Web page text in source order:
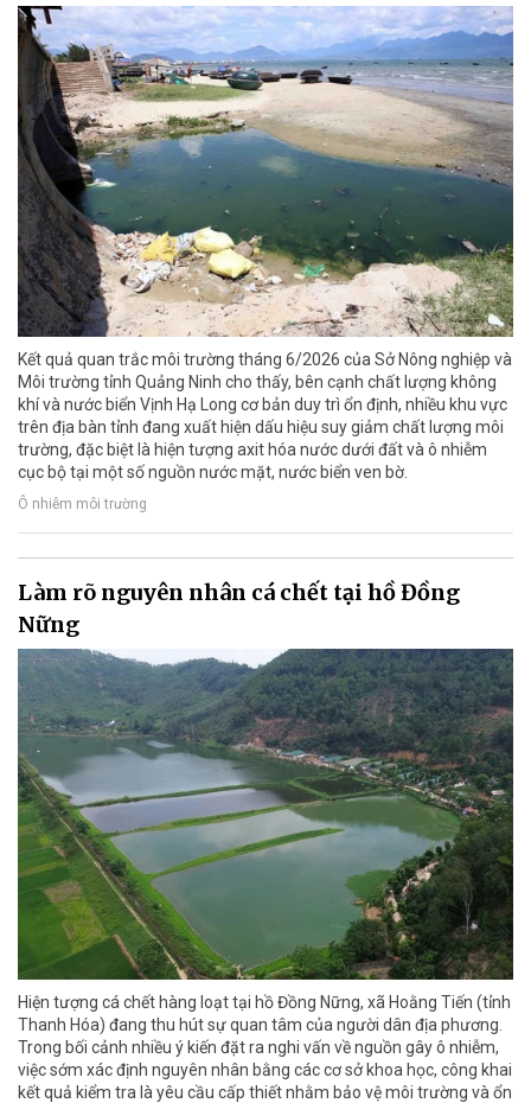
Kết quả quan trắc môi trường tháng 6/2026 của Sở Nông nghiệp và
Môi trường tỉnh Quảng Ninh cho thấy, bên cạnh chất lượng không
khí và nước biển Vịnh Hạ Long cơ bản duy trì ổn định, nhiều khu vực
trên địa bàn tỉnh đang xuất hiện dấu hiệu suy giảm chất lượng môi
trường, đặc biệt là hiện tượng axit hóa nước dưới đất và ô nhiễm
cục bộ tại một số nguồn nước mặt, nước biển ven bờ.
Ô nhiễm môi trường
Làm rõ nguyên nhân cá chết tại hồ Đồng
Nững
Hiện tượng cá chết hàng loạt tại hồ Đồng Nững, xã Hoằng Tiến (tỉnh
Thanh Hóa) đang thu hút sự quan tâm của người dân địa phương.
Trong bối cảnh nhiều ý kiến đặt ra nghi vấn về nguồn gây ô nhiễm,
việc sớm xác định nguyên nhân bằng các cơ sở khoa học, công khai
kết quả kiểm tra là yêu cầu cấp thiết nhằm bảo vệ môi trường và ổn